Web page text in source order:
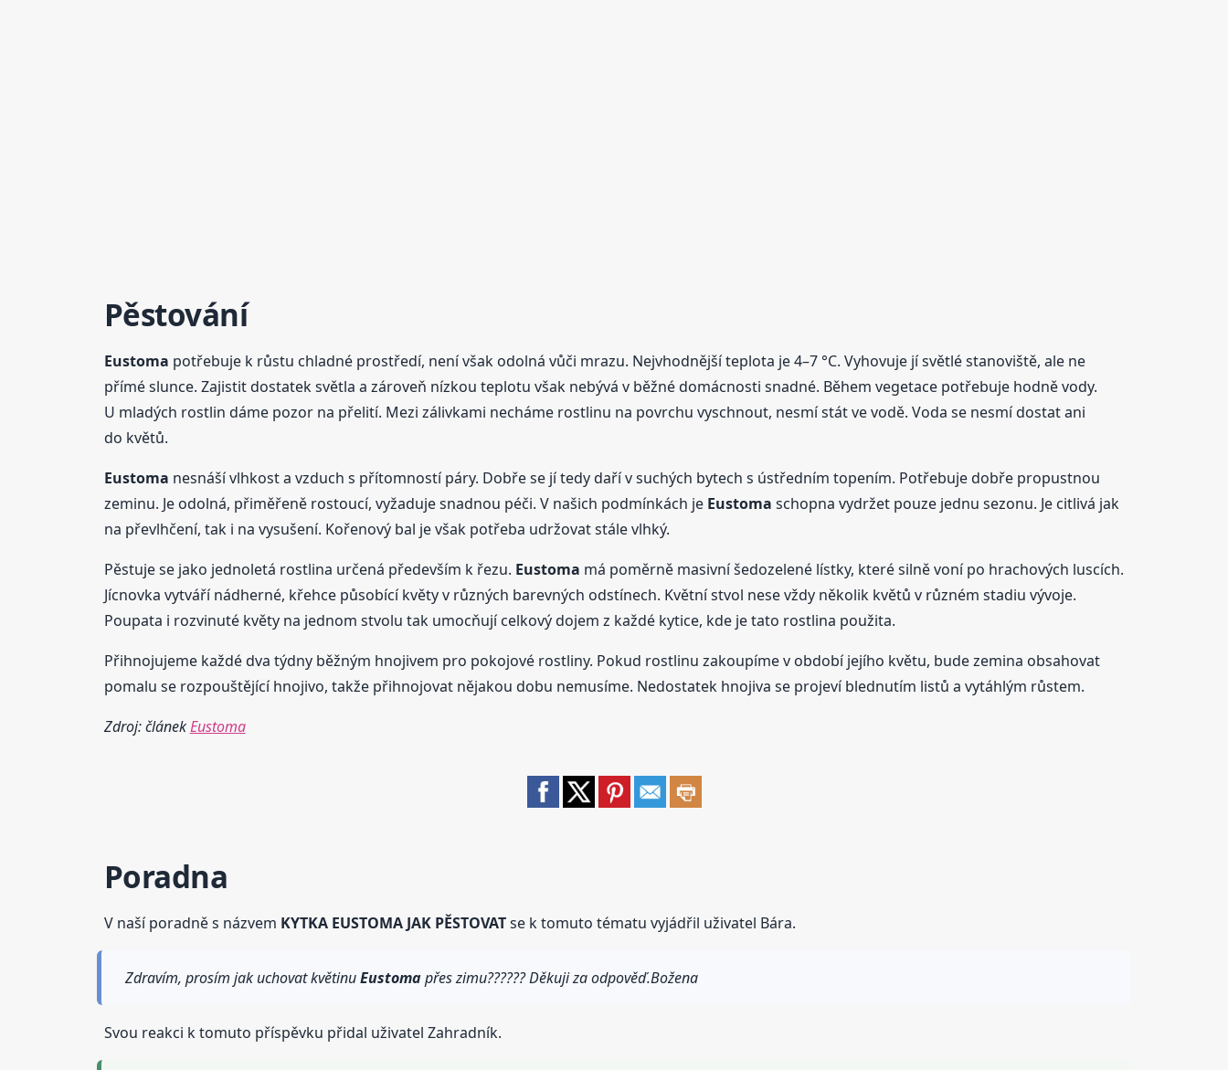
Pěstování
Eustoma potřebuje k růstu chladné prostředí, není však odolná vůči mrazu. Nejvhodnější teplota je 4–7 °C. Vyhovuje jí světlé stanoviště, ale ne
přímé slunce. Zajistit dostatek světla a zároveň nízkou teplotu však nebývá v běžné domácnosti snadné. Během vegetace potřebuje hodně vody.
U mladých rostlin dáme pozor na přelití. Mezi zálivkami necháme rostlinu na povrchu vyschnout, nesmí stát ve vodě. Voda se nesmí dostat ani
do květů.
Eustoma nesnáší vlhkost a vzduch s přítomností páry. Dobře se jí tedy daří v suchých bytech s ústředním topením. Potřebuje dobře propustnou
zeminu. Je odolná, přiměřeně rostoucí, vyžaduje snadnou péči. V našich podmínkách je Eustoma schopna vydržet pouze jednu sezonu. Je citlivá jak
na převlhčení, tak i na vysušení. Kořenový bal je však potřeba udržovat stále vlhký.
Pěstuje se jako jednoletá rostlina určená především k řezu. Eustoma má poměrně masivní šedozelené lístky, které silně voní po hrachových luscích.
Jícnovka vytváří nádherné, křehce působící květy v různých barevných odstínech. Květní stvol nese vždy několik květů v různém stadiu vývoje.
Poupata i rozvinuté květy na jednom stvolu tak umocňují celkový dojem z každé kytice, kde je tato rostlina použita.
Přihnojujeme každé dva týdny běžným hnojivem pro pokojové rostliny. Pokud rostlinu zakoupíme v období jejího květu, bude zemina obsahovat
pomalu se rozpouštějící hnojivo, takže přihnojovat nějakou dobu nemusíme. Nedostatek hnojiva se projeví blednutím listů a vytáhlým růstem.
Zdroj: článekEustoma
Poradna
V naší poradně s názvem KYTKA EUSTOMA JAK PĚSTOVATse k tomuto tématu vyjádřil uživatel Bára.
Zdravím, prosím jak uchovat květinuEustomapřes zimu?????? Děkuji za odpověď.Božena
Svou reakci k tomuto příspěvku přidal uživatel Zahradník.